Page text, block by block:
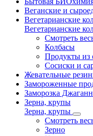
Веганские и
Вегетарианские
Вегетарианские
Смотреть
Колбасы
Продукты из
Сосиски и
Жевательные
Замороженные
Заморозка
Зерна, крупы
Зерна, крупы
Смотреть
Зерно